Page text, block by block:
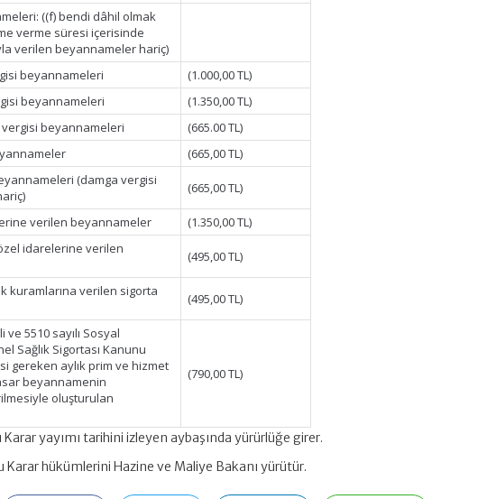
((f) bendi dâhil olmak
verme süresi içerisinde
verilen beyannameler hariç)
beyannameleri
(1.000,00 TL)
beyannameleri
(1.350,00 TL)
beyannameleri
(665.00 TL)
(665,00 TL)
(damga vergisi
(665,00 TL)
verilen beyannameler
(1.350,00 TL)
idarelerine verilen
(495,00 TL)
kuramlarına verilen sigorta
(495,00 TL)
5510 sayılı Sosyal
Sağlık Sigortası Kanunu
gereken aylık prim ve hizmet
beyannamenin
oluşturulan
(790,00 TL)
Karar yayımı tarihini izleyen aybaşında yürürlüğe girer.
Karar hükümlerini Hazine ve Maliye Bakanı yürütür.